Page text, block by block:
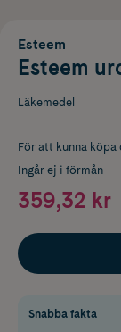
Esteem
Esteem
Läkemedel
För att kunna köpa
Ingår ej i förmån
359,32 kr
Snabba fakta